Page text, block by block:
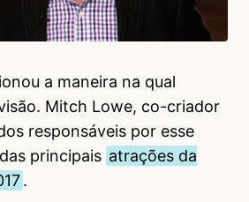
a maneira na qual
Mitch Lowe, co-criador
responsáveis por esse
principais atrações da
.